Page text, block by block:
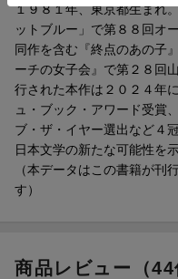
ティーを」
?・イギリスツアー日記「
・
解説＝鴻巣友季子
１９８１年、東京都生まれ
ットブルー」で第８８回オ
同作を含む『終点のあの子
ーチの女子会』で第２８回
行された本作は２０２４年
ュ・ブック・アワード受賞
ブ・ザ・イヤー選出など４
日本文学の新たな可能性を
（本データはこの書籍が刊
す）
商品レビュー（44